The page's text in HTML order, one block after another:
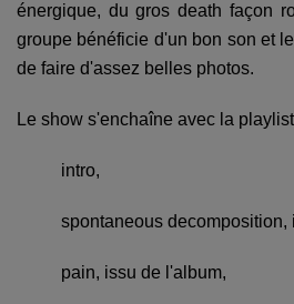
énergique, du gros death façon
groupe bénéficie d'un bon son et
de faire d'assez belles photos.
Le show s'enchaîne avec la
intro,
spontaneous decomposition,
pain, issu de l'album,